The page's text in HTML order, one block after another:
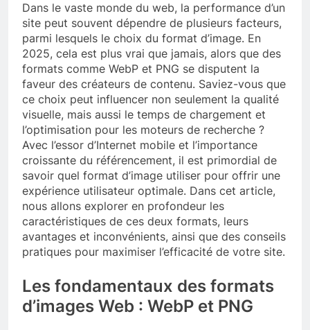
Dans le vaste monde du web, la performance d’un
site peut souvent dépendre de plusieurs facteurs,
parmi lesquels le choix du format d’image. En
2025, cela est plus vrai que jamais, alors que des
formats comme WebP et PNG se disputent la
faveur des créateurs de contenu. Saviez-vous que
ce choix peut influencer non seulement la qualité
visuelle, mais aussi le temps de chargement et
l’optimisation pour les moteurs de recherche ?
Avec l’essor d’Internet mobile et l’importance
croissante du référencement, il est primordial de
savoir quel format d’image utiliser pour offrir une
expérience utilisateur optimale. Dans cet article,
nous allons explorer en profondeur les
caractéristiques de ces deux formats, leurs
avantages et inconvénients, ainsi que des conseils
pratiques pour maximiser l’efficacité de votre site.
Les fondamentaux des formats
d’images Web : WebP et PNG